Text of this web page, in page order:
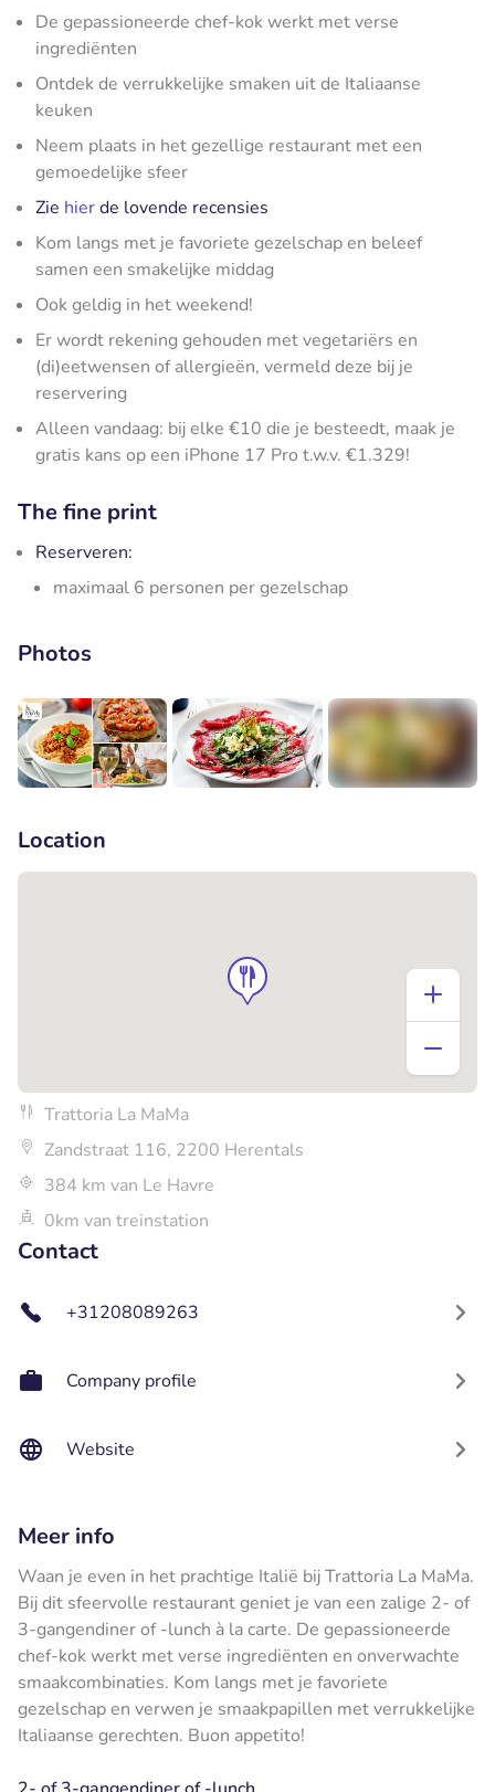
De gepassioneerde chef-kok werkt met verse
ingrediënten
Ontdek de verrukkelijke smaken uit de Italiaanse
keuken
Neem plaats in het gezellige restaurant met een
gemoedelijke sfeer
Zie hierde lovende recensies
Kom langs met je favoriete gezelschap en beleef
samen een smakelijke middag
Ook geldig in het weekend!
Er wordt rekening gehouden met vegetariërs en
(di)eetwensen of allergieën, vermeld deze bij je
reservering
Alleen vandaag: bij elke €10 die je besteedt, maak je
gratis kans op een iPhone 17 Pro t.w.v. €1.329!
The fine print
Reserveren:
maximaal 6 personen per gezelschap
Photos
Location
Trattoria La MaMa
Zandstraat 116, 2200 Herentals
384 km van Le Havre
0km van treinstation
Contact
+31208089263
Company profile
Website
Meer info
Waan je even in het prachtige Italië bij Trattoria La MaMa.
Bij dit sfeervolle restaurant geniet je van een zalige 2- of
3-gangendiner of -lunch à la carte. De gepassioneerde
chef-kok werkt met verse ingrediënten en onverwachte
smaakcombinaties. Kom langs met je favoriete
gezelschap en verwen je smaakpapillen met verrukkelijke
Italiaanse gerechten. Buon appetito!